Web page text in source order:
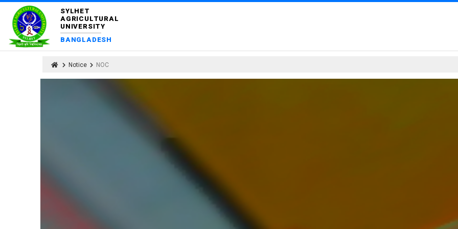
SYLHET
AGRICULTURAL
UNIVERSITY
BANGLADESH
Notice NOC